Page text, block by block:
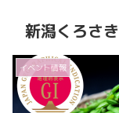
新潟くろさ
イベント情報